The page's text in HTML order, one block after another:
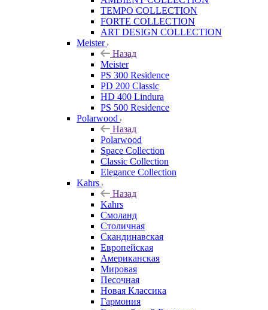
TEMPO COLLECTION
FORTE COLLECTION
ART DESIGN COLLECTION
Meister
Назад
Meister
PS 300 Residence
PD 200 Classic
HD 400 Lindura
PS 500 Residence
Polarwood
Назад
Polarwood
Space Collection
Classic Collection
Elegance Collection
Kahrs
Назад
Kahrs
Смоланд
Столичная
Скандинавская
Европейская
Американская
Мировая
Песочная
Новая Классика
Гармония